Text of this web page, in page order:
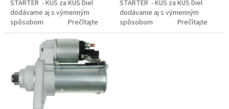
ŠTARTÉR - KUS za KUS Diel
dodávame aj s výmenným
spôsobom Prečítajte
si ako funguje...
ŠTARTÉR - KUS za KUS Diel
dodávame aj s výmenným
spôsobom Prečítajte
si ako funguje...